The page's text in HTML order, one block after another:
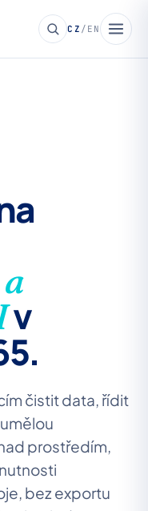
CZ / EN
a
v
čistit data, řídit
prostředím,
bez exportu